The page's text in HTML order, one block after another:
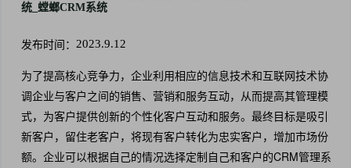
统_螳螂CRM系统
发布时间： 2023.9.12
为了提高核心竞争力，企业利用相应的信息技术和互联网技术协
调企业与客户之间的销售、营销和服务互动，从而提高其管理模
式，为客户提供创新的个性化客户互动和服务。最终目标是吸引
新客户，留住老客户，将现有客户转化为忠实客户，增加市场份
额。企业可以根据自己的情况选择定制自己和客户的CRM管理系